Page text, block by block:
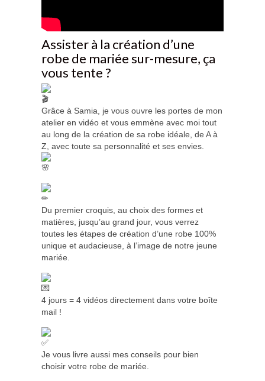
Assister à la création d’une
robe de mariée sur-mesure, ça
vous tente ?
Grâce à Samia, je vous ouvre les portes de mon
atelier en vidéo et vous emmène avec moi tout
au long de la création de sa robe idéale, de A à
Z, avec toute sa personnalité et ses envies.
Du premier croquis, au choix des formes et
matières, jusqu’au grand jour, vous verrez
toutes les étapes de création d’une robe 100%
unique et audacieuse, à l’image de notre jeune
mariée.
4 jours = 4 vidéos directement dans votre boîte
mail !
Je vous livre aussi mes conseils pour bien
choisir votre robe de mariée.